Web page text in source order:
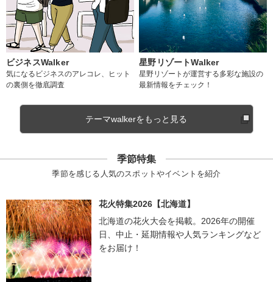
ビジネスWalker
気になるビジネスのアレコレ、ヒット
の裏側を徹底調査
星野リゾートWalker
星野リゾートが運営する多彩な施設の
最新情報をチェック！
テーマwalkerをもっと見る
季節特集
季節を感じる人気のスポットやイベントを紹介
花火特集2026【北海道】
北海道の花火大会を掲載。2026年の開催
日、中止・延期情報や人気ランキングなど
をお届け！